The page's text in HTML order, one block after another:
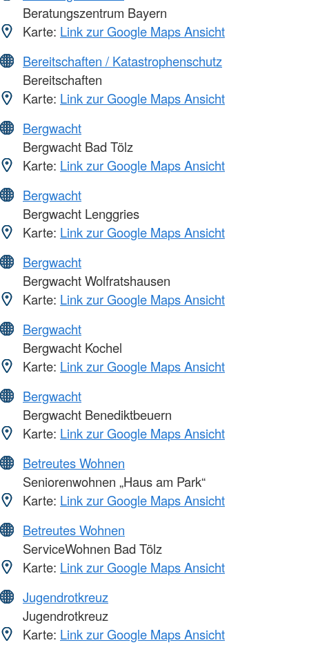
Beratungszentrum Bayern
Karte: Link zur Google Maps Ansicht
Bereitschaften / Katastrophenschutz
Bereitschaften
Karte: Link zur Google Maps Ansicht
Bergwacht
Bergwacht Bad Tölz
Karte: Link zur Google Maps Ansicht
Bergwacht
Bergwacht Lenggries
Karte: Link zur Google Maps Ansicht
Bergwacht
Bergwacht Wolfratshausen
Karte: Link zur Google Maps Ansicht
Bergwacht
Bergwacht Kochel
Karte: Link zur Google Maps Ansicht
Bergwacht
Bergwacht Benediktbeuern
Karte: Link zur Google Maps Ansicht
Betreutes Wohnen
Seniorenwohnen „Haus am Park“
Karte: Link zur Google Maps Ansicht
Betreutes Wohnen
ServiceWohnen Bad Tölz
Karte: Link zur Google Maps Ansicht
Jugendrotkreuz
Jugendrotkreuz
Karte: Link zur Google Maps Ansicht